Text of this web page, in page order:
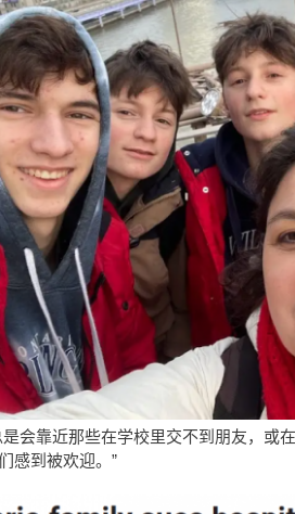
是会靠近那些在学校里交不到朋友，或
感到被欢迎。”